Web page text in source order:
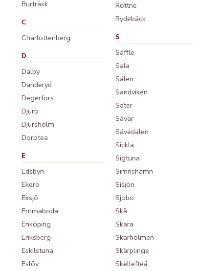
Burträsk
C
Charlottenberg
D
Dalby
Danderyd
Degerfors
Djurö
Djursholm
Dorotea
E
Edsbyn
Ekero
Eksjö
Emmaboda
Enköping
Eriksberg
Eskilstuna
Eslöv
Rottne
Rydebäck
S
Säffle
Sala
Sälen
Sandviken
Säter
Sävar
Sävedalen
Sickla
Sigtuna
Simrishamn
Sisjön
Sjobo
Skå
Skara
Skärholmen
Skärplinge
Skellefteå